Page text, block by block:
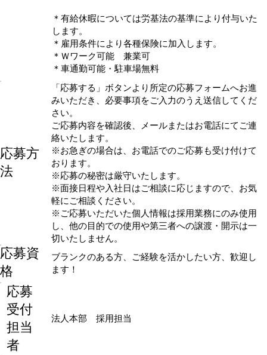
＊有給休暇については労基法の基準により付与いた
します。
＊雇用条件により各種保険に加入します。
＊Ｗワーク可能 兼業可
＊車通勤可能・駐車場無料
応募方
法
「応募する」ボタンより所定の応募フォームへお進
みいただき、必要事項をご入力のうえ送信してくだ
さい。
ご応募内容を確認後、メールまたはお電話にてご連
絡いたします。
※お急ぎの場合は、お電話でのご応募も受け付けて
おります。
※応募の秘密は厳守いたします。
※面接日程や入社日はご相談に応じますので、お気
軽にご相談ください。
※ご応募いただいた個人情報は採用業務にのみ使用
し、他の目的での使用や第三者への譲渡・開示は一
切いたしません。
応募資
格
ブランクのある方、ご経験を活かしたい方、歓迎し
ます！
応募
受付
担当
者
法人本部 採用担当